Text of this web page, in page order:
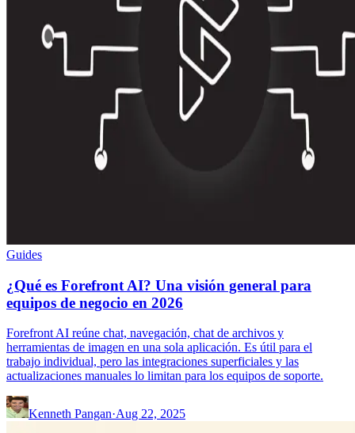
Guides
¿Qué es Forefront AI? Una visión general para
equipos de negocio en 2026
Forefront AI reúne chat, navegación, chat de archivos y
herramientas de imagen en una sola aplicación. Es útil para el
trabajo individual, pero las integraciones superficiales y las
actualizaciones manuales lo limitan para los equipos de soporte.
Kenneth Pangan·Aug 22, 2025